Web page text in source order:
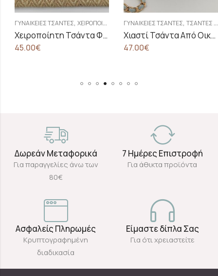
ΓΥΝΑΙΚΕΊΕΣ ΤΣΆΝΤΕΣ,ΧΕΙΡΟΠΟΊΗΤΕΣ - ΓΥΝΑΙΚΕΊΕΣ ΤΣΆΝΤΕΣ ΦΆΚΕΛΟΙ
Χειροποίητη Τσάντα Φάκελος Από Λινάτσα
45.00€
ΓΥΝΑΙΚΕΊΕΣ ΤΣΆΝΤΕΣ,ΤΣΆΝΤΕΣ ΑΠΌ ΟΙΚΟΛΟΓΙΚΌ ΔΈΡΜΑ
Χιαστί Τσάντα Από Οικολογικό Δέρμα Σε Σιέλ Χρώμα
47.00€
Δωρεάν Μεταφορικά
Για παραγγελίες άνω των
80€
7 Ημέρες Επιστροφή
Για άθικτα προϊόντα
Ασφαλείς Πληρωμές
Κρυπτογραφημένη
διαδικασία
Είμαστε δίπλα Σας
Για ότι χρειαστείτε